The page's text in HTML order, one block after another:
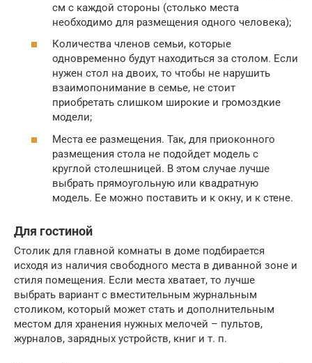
см с каждой стороны (столько места
необходимо для размещения одного человека);
Количества членов семьи, которые
одновременно будут находиться за столом. Если
нужен стол на двоих, то чтобы не нарушить
взаимопонимание в семье, не стоит
приобретать слишком широкие и громоздкие
модели;
Места ее размещения. Так, для приоконного
размещения стола не подойдет модель с
круглой столешницей. В этом случае лучше
выбрать прямоугольную или квадратную
модель. Ее можно поставить и к окну, и к стене.
Для гостиной
Столик для главной комнаты в доме подбирается
исходя из наличия свободного места в диванной зоне и
стиля помещения. Если места хватает, то лучше
выбрать вариант с вместительным журнальным
столиком, который может стать и дополнительным
местом для хранения нужных мелочей – пультов,
журналов, зарядных устройств, книг и т. п.